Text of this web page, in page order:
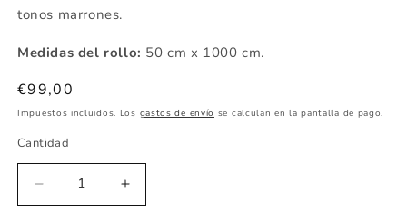
tonos marrones.
Medidas del rollo: 50 cm x 1000 cm.
Precio
habitual
€99,00
Impuestos incluidos. Los gastos de envío se calculan en la pantalla de pago.
Cantidad
Reducir
cantidad
Aumentar
cantidad